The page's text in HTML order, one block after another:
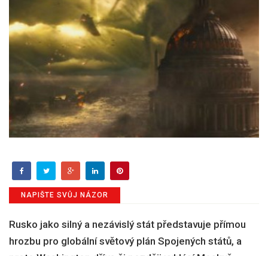
NAPIŠTE SVŮJ NÁZOR
Rusko jako silný a nezávislý stát představuje přímou
hrozbu pro globální světový plán Spojených států, a